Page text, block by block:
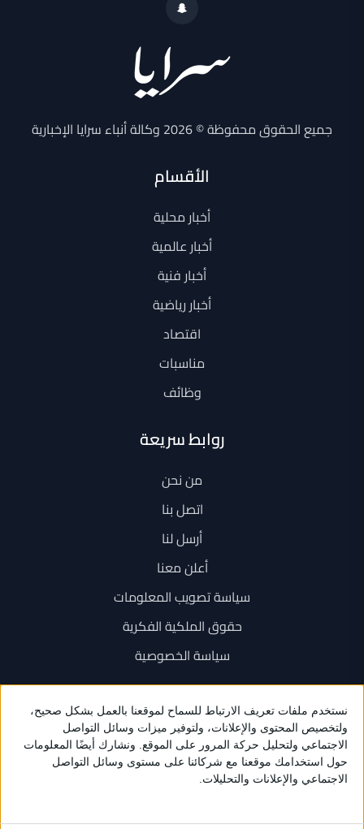
جميع الحقوق محفوظة © 2026 وكالة أنباء سرايا الإخبارية
الأقسام
أخبار محلية
أخبار عالمية
أخبار فنية
أخبار رياضية
اقتصاد
مناسبات
وظائف
روابط سريعة
من نحن
اتصل بنا
أرسل لنا
أعلن معنا
سياسة تصويب المعلومات
حقوق الملكية الفكرية
سياسة الخصوصية
اتصل بنا
+962 6 534 1777
+962 79 202 7000